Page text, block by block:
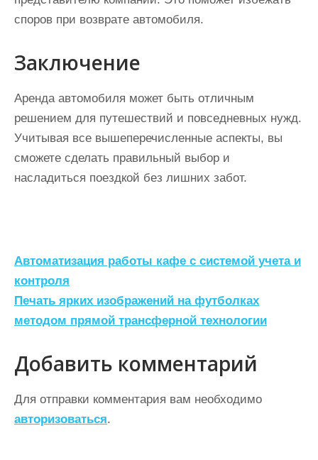
споров при возврате автомобиля.
Заключение
Аренда автомобиля может быть отличным
решением для путешествий и повседневных нужд.
Учитывая все вышеперечисленные аспекты, вы
сможете сделать правильный выбор и
насладиться поездкой без лишних забот.
Н
а
в
и
г
а
ц
и
Автоматизация работы кафе с системой учета и
контроля
Печать ярких изображений на футболках
методом прямой трансферной технологии
Добавить комментарий
Для отправки комментария вам необходимо
авторизоваться.